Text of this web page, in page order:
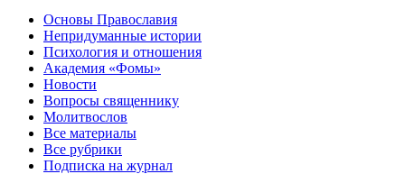
Основы Православия
Непридуманные истории
Психология и отношения
Академия «Фомы»
Новости
Вопросы священнику
Молитвослов
Все материалы
Все рубрики
Подписка на журнал